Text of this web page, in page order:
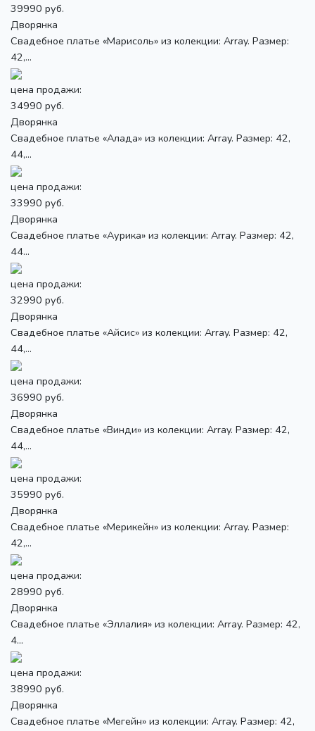
39990 руб.
Дворянка
Свадебное платье «Марисоль» из колекции: Array. Размер:
42,...
цена продажи:
34990 руб.
Дворянка
Свадебное платье «Алада» из колекции: Array. Размер: 42,
44,...
цена продажи:
33990 руб.
Дворянка
Свадебное платье «Аурика» из колекции: Array. Размер: 42,
44...
цена продажи:
32990 руб.
Дворянка
Свадебное платье «Айсис» из колекции: Array. Размер: 42,
44,...
цена продажи:
36990 руб.
Дворянка
Свадебное платье «Винди» из колекции: Array. Размер: 42,
44,...
цена продажи:
35990 руб.
Дворянка
Свадебное платье «Мерикейн» из колекции: Array. Размер:
42,...
цена продажи:
28990 руб.
Дворянка
Свадебное платье «Эллалия» из колекции: Array. Размер: 42,
4...
цена продажи:
38990 руб.
Дворянка
Свадебное платье «Мегейн» из колекции: Array. Размер: 42,